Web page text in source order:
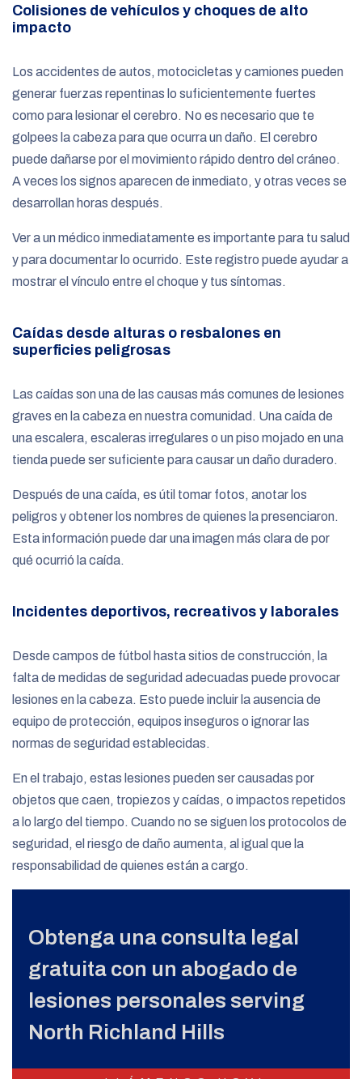
Colisiones de vehículos y choques de alto
impacto
Los accidentes de autos, motocicletas y camiones pueden
generar fuerzas repentinas lo suficientemente fuertes
como para lesionar el cerebro. No es necesario que te
golpees la cabeza para que ocurra un daño. El cerebro
puede dañarse por el movimiento rápido dentro del cráneo.
A veces los signos aparecen de inmediato, y otras veces se
desarrollan horas después.
Ver a un médico inmediatamente es importante para tu salud
y para documentar lo ocurrido. Este registro puede ayudar a
mostrar el vínculo entre el choque y tus síntomas.
Caídas desde alturas o resbalones en
superficies peligrosas
Las caídas son una de las causas más comunes de lesiones
graves en la cabeza en nuestra comunidad. Una caída de
una escalera, escaleras irregulares o un piso mojado en una
tienda puede ser suficiente para causar un daño duradero.
Después de una caída, es útil tomar fotos, anotar los
peligros y obtener los nombres de quienes la presenciaron.
Esta información puede dar una imagen más clara de por
qué ocurrió la caída.
Incidentes deportivos, recreativos y laborales
Desde campos de fútbol hasta sitios de construcción, la
falta de medidas de seguridad adecuadas puede provocar
lesiones en la cabeza. Esto puede incluir la ausencia de
equipo de protección, equipos inseguros o ignorar las
normas de seguridad establecidas.
En el trabajo, estas lesiones pueden ser causadas por
objetos que caen, tropiezos y caídas, o impactos repetidos
a lo largo del tiempo. Cuando no se siguen los protocolos de
seguridad, el riesgo de daño aumenta, al igual que la
responsabilidad de quienes están a cargo.
Obtenga una consulta legal
gratuita con un abogado de
lesiones personales serving
North Richland Hills